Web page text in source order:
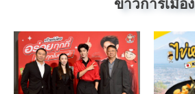
ข่าวการเมือง